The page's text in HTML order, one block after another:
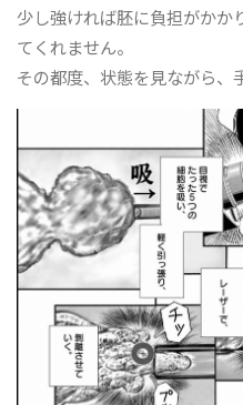
少し強ければ胚に負担がかか
てくれません。
その都度、状態を見ながら、